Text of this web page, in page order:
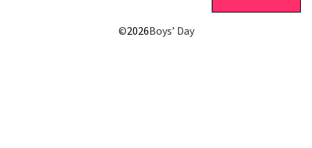
©2026Boys’ Day